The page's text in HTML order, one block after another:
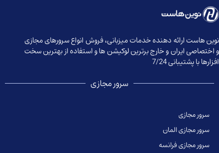
هاست ارائه دهنده خدمات میزبانی، فروش انواع سرورهای مجازی
اختصاصی ایران و خارج برترین لوکیشن ها و استفاده از بهترین سخت
با پشتیبانی 7/24
سرور مجازی
سرور مجازی
سرور مجازی المان
سرور مجازی فرانسه